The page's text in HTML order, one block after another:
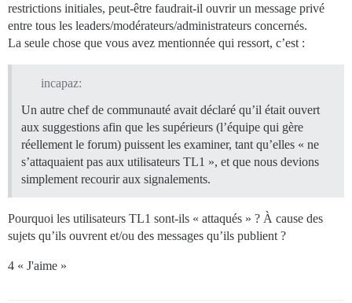
restrictions initiales, peut-être faudrait-il ouvrir un message privé
entre tous les leaders/modérateurs/administrateurs concernés.
La seule chose que vous avez mentionnée qui ressort, c’est :
incapaz:
Un autre chef de communauté avait déclaré qu’il était ouvert
aux suggestions afin que les supérieurs (l’équipe qui gère
réellement le forum) puissent les examiner, tant qu’elles « ne
s’attaquaient pas aux utilisateurs TL1 », et que nous devions
simplement recourir aux signalements.
Pourquoi les utilisateurs TL1 sont-ils « attaqués » ? À cause des
sujets qu’ils ouvrent et/ou des messages qu’ils publient ?
4 « J'aime »